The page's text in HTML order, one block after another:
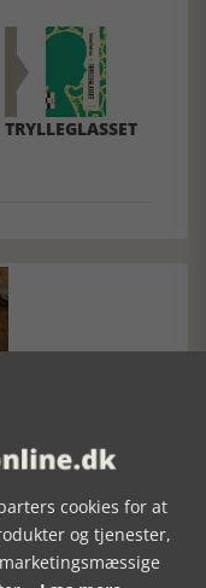
TRYLLEGLASSET
Museum
cookies for at
og tjenester,